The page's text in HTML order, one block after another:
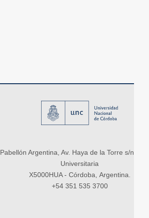
Pabellón Argentina, Av. Haya de la Torre s/n,
Universitaria
X5000HUA - Córdoba, Argentina.
+54 351 535 3700